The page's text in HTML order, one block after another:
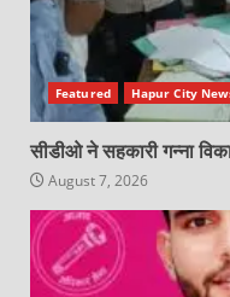
Featured Hapur City
सीडीओ ने सहकारी गन्ना
August 7, 2026